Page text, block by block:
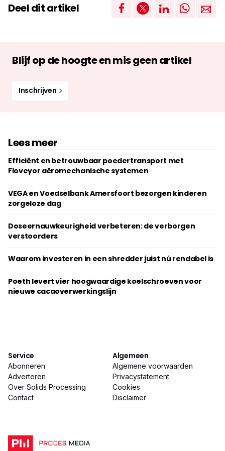
Deel dit artikel
Blijf op de hoogte en mis geen artikel
Inschrijven
Lees meer
Efficiënt en betrouwbaar poedertransport met
Floveyor aëromechanische systemen
VEGA en Voedselbank Amersfoort bezorgen kinderen
zorgeloze dag
Doseernauwkeurigheid verbeteren: de verborgen
verstoorders
Waarom investeren in een shredder juist nú rendabel is
Poeth levert vier hoogwaardige koelschroeven voor
nieuwe cacaoverwerkingslijn
Service
Abonneren
Adverteren
Over Solids Processing
Contact
Algemeen
Algemene voorwaarden
Privacystatement
Cookies
Disclaimer